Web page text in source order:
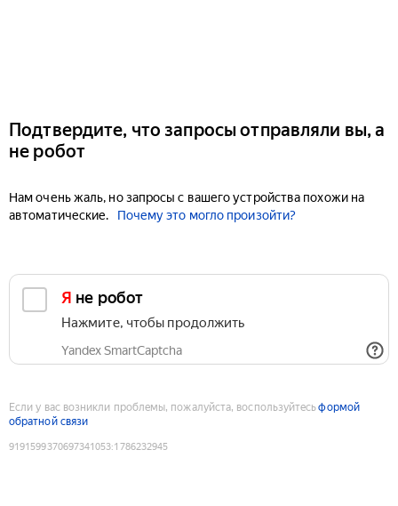
Подтвердите, что запросы отправляли вы, а
не робот
Нам очень жаль, но запросы с вашего устройства похожи на
автоматические.
Почему это могло произойти?
Я не робот
Нажмите, чтобы продолжить
Yandex SmartCaptcha
Если у вас возникли проблемы, пожалуйста, воспользуйтесьформой
обратной связи
9191599370697341053:1786232945